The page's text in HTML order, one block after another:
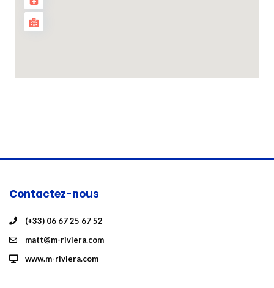
Contactez-nous
(+33) 06 67 25 67 52
matt@m-riviera.com
www.m-riviera.com